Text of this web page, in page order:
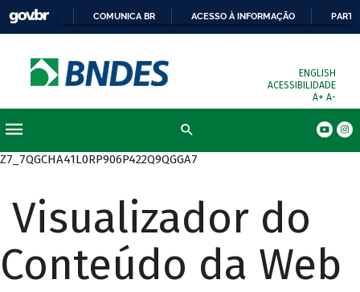
COMUNICA BR ACESSO À INFORMAÇÃO
ENGLISH
ACESSIBILIDADE
A+ A-
Z7_7QGCHA41L0RP906P422Q9QGGA7
Visualizador do
Conteúdo da Web